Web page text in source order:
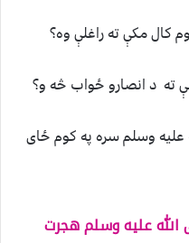
عليه وسلم سره په کوم ځای
عليه وسلم هجرت